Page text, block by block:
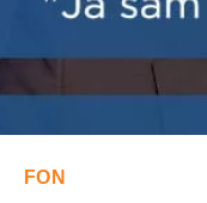
FON